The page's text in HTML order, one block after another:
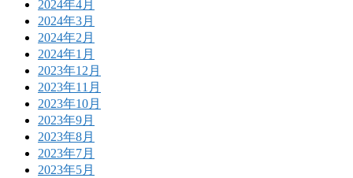
2024年4月
2024年3月
2024年2月
2024年1月
2023年12月
2023年11月
2023年10月
2023年9月
2023年8月
2023年7月
2023年5月